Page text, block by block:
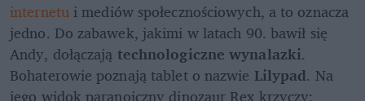
internetu i mediów społecznościowych, a to oznacza
jedno. Do zabawek, jakimi w latach 90. bawił się
Andy, dołączają technologiczne wynalazki.
Bohaterowie poznają tablet o nazwie Lilypad. Na